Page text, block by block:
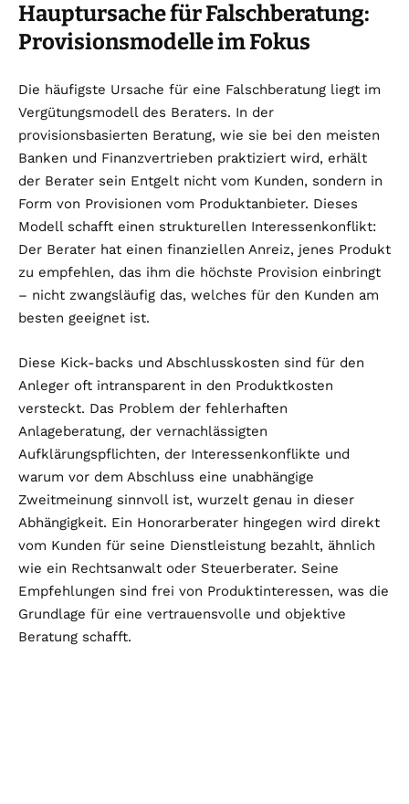
Hauptursache für Falschberatung:
Provisionsmodelle im Fokus
Die häufigste Ursache für eine Falschberatung liegt im
Vergütungsmodell des Beraters. In der
provisionsbasierten Beratung, wie sie bei den meisten
Banken und Finanzvertrieben praktiziert wird, erhält
der Berater sein Entgelt nicht vom Kunden, sondern in
Form von Provisionen vom Produktanbieter. Dieses
Modell schafft einen strukturellen Interessenkonflikt:
Der Berater hat einen finanziellen Anreiz, jenes Produkt
zu empfehlen, das ihm die höchste Provision einbringt
– nicht zwangsläufig das, welches für den Kunden am
besten geeignet ist.
Diese Kick-backs und Abschlusskosten sind für den
Anleger oft intransparent in den Produktkosten
versteckt. Das Problem der fehlerhaften
Anlageberatung, der vernachlässigten
Aufklärungspflichten, der Interessenkonflikte und
warum vor dem Abschluss eine unabhängige
Zweitmeinung sinnvoll ist, wurzelt genau in dieser
Abhängigkeit. Ein Honorarberater hingegen wird direkt
vom Kunden für seine Dienstleistung bezahlt, ähnlich
wie ein Rechtsanwalt oder Steuerberater. Seine
Empfehlungen sind frei von Produktinteressen, was die
Grundlage für eine vertrauensvolle und objektive
Beratung schafft.